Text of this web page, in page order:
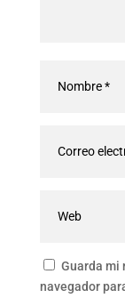
Guarda mi
navegador